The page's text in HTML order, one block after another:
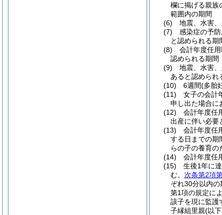
欄に掲げる親族
範囲内の期間
(6)
地震、水害
(7)
感染症の予
と認められる期
(8)
会計年度任
認められる期間
(9)
地震、水害
あると認めら
(10)
6週間(多胎
(11)
女子の会計
申し出た場合に
(12)
会計年度任
出産に伴い必要
(13)
会計年度任
する日までの期
らの子の養育
(14)
会計年度任
(15)
生後1年に
む。 次条第2項
ぞれ30分以内の
第1項の規定に
該子を現に監護
子縁組里親(以